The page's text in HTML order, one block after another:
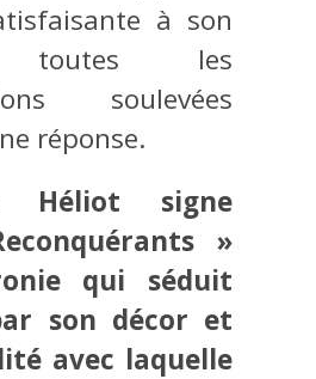
à son
toutes les
soulevées
réponse.
Héliot signe
»
qui séduit
son décor et
avec laquelle